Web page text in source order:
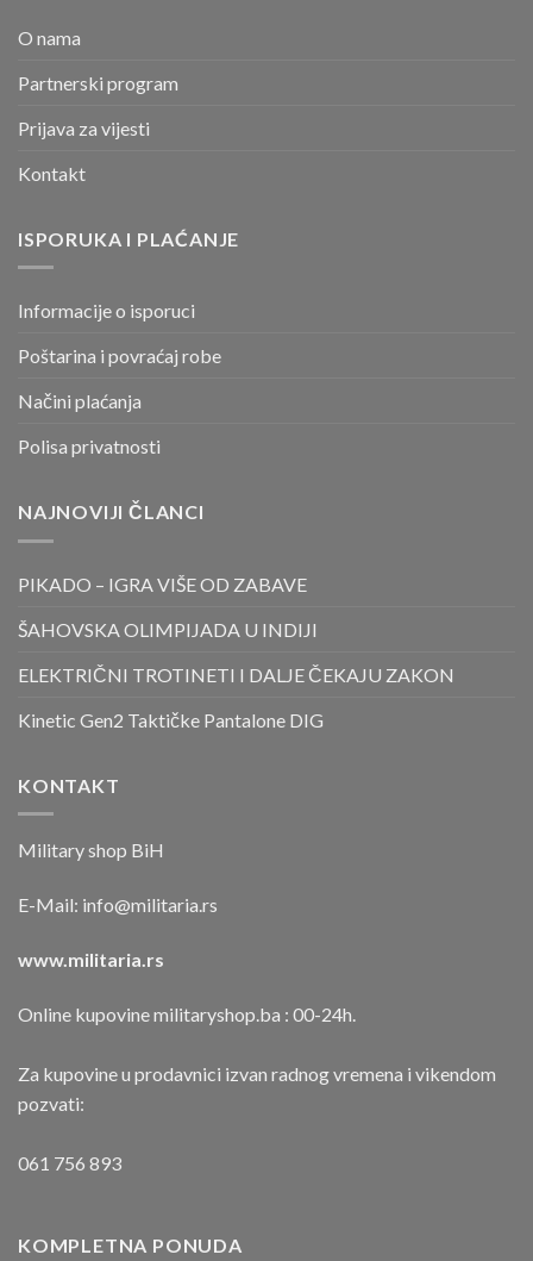
O nama
Partnerski program
Prijava za vijesti
Kontakt
ISPORUKA I PLAĆANJE
Informacije o isporuci
Poštarina i povraćaj robe
Načini plaćanja
Polisa privatnosti
NAJNOVIJI ČLANCI
PIKADO – IGRA VIŠE OD ZABAVE
ŠAHOVSKA OLIMPIJADA U INDIJI
ELEKTRIČNI TROTINETI I DALJE ČEKAJU ZAKON
Kinetic Gen2 Taktičke Pantalone DIG
KONTAKT
Military shop BiH
E-Mail: info@militaria.rs
www.militaria.rs
Online kupovine militaryshop.ba : 00-24h.
Za kupovine u prodavnici izvan radnog vremena i vikendom
pozvati:
061 756 893
KOMPLETNA PONUDA